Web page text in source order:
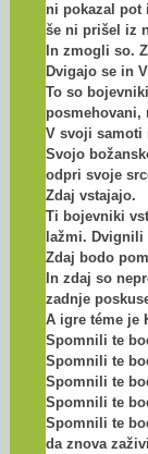
ni pokazal pot
še ni prišel iz
In zmogli so.
Dvigajo se in
To so
posmehovani,
V svoji
Svojo
odpri svoje
Zdaj vstajajo.
Ti bojevniki
lažmi. Dvignili
Zdaj bodo
In zdaj so
zadnje
A igre téme je
Spomnili te
Spomnili te
Spomnili te
Spomnili te
Spomnili te
da znova